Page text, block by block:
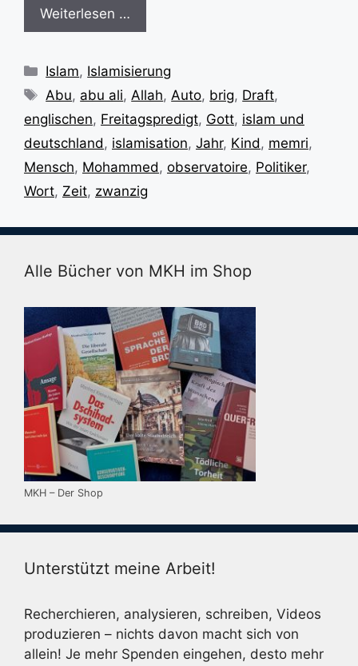
Weiterlesen …
Kategorien
Islam, Islamisierung
Schlagwörter
Abu, abu ali,Allah,Auto, brig, Draft,
englischen, Freitagspredigt, Gott, islam und
deutschland, islamisation, Jahr, Kind, memri,
Mensch, Mohammed, observatoire, Politiker,
Wort, Zeit, zwanzig
Alle Bücher von MKH im Shop
MKH – Der Shop
Unterstützt meine Arbeit!
Recherchieren, analysieren, schreiben, Videos
produzieren – nichts davon macht sich von
allein! Je mehr Spenden eingehen, desto mehr